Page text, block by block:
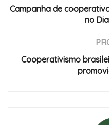
Campanha de
no
Cooperativismo